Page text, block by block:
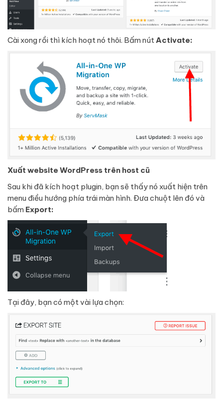
Cài xong rồi thì kích hoạt nó thôi. Bấm nút Activate:
Xuất website WordPress trên host cũ
Sau khi đã kích hoạt plugin, bạn sẽ thấy nó xuất hiện trên
menu điều hướng phía trái màn hình. Đưa chuột lên đó và
bấm Export:
Tại đây, bạn có một vài lựa chọn: